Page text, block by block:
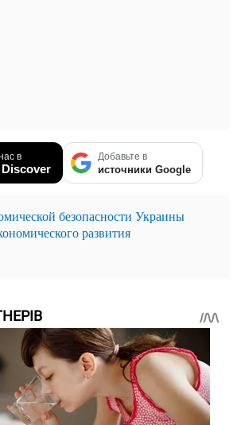
в Добавьте в
источники Google
безопасности Украины
развития